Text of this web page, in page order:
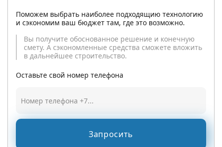
Поможем выбрать наиболее подходящию технологию
и сэкономим ваш бюджет там, где это возможно.
Вы получите обоснованное решение и конечную
смету. А сэкономленные средства сможете вложить
в дальнейшее строительство.
Оставьте свой номер телефона
Запросить